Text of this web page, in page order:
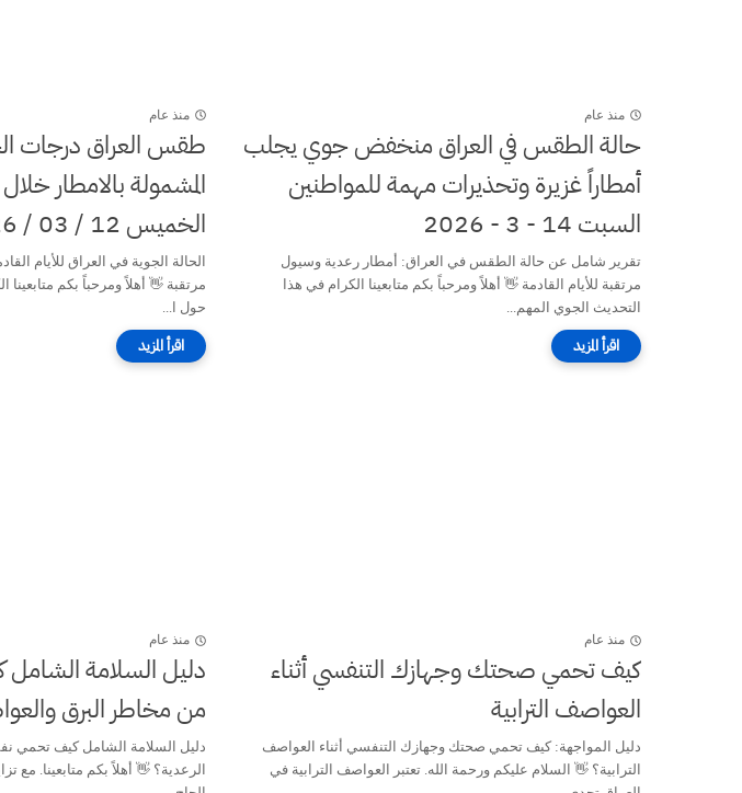
منذ عام
حالة الطقس في العراق منخفض جوي يجلب
أمطاراً غزيرة وتحذيرات مهمة للمواطنين
السبت 14 - 3 - 2026
تقرير شامل عن حالة الطقس في العراق: أمطار رعدية وسيول
مرتقبة للأيام القادمة 👋 أهلاً ومرحباً بكم متابعينا الكرام في هذا
التحديث الجوي المهم...
منذ عام
طقس العراق درجات
المشمولة بالامطار خلال
الخميس 12 / 03 / 2026
الحالة الجوية في العراق للأيام
مرتقبة 👋 أهلاً ومرحباً بكم
حول ا...
منذ عام
كيف تحمي صحتك وجهازك التنفسي أثناء
العواصف الترابية
دليل المواجهة: كيف تحمي صحتك وجهازك التنفسي أثناء العواصف
الترابية؟ 👋 السلام عليكم ورحمة الله. تعتبر العواصف الترابية في
منذ عام
دليل السلامة
من مخاطر البرق
دليل السلامة الشامل كيف تحمي
الرعدية؟ 👋 أهلاً بكم متابعينا. مع